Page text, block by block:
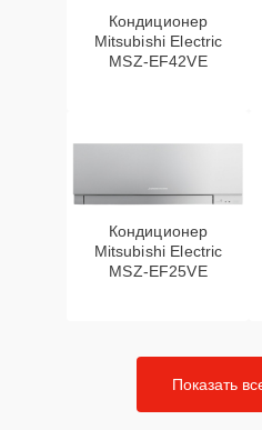
Кондиционер
Mitsubishi Electric
MSZ-EF42VE
Кондиционер
Mitsubishi Electric
MSZ-EF25VE
Показать